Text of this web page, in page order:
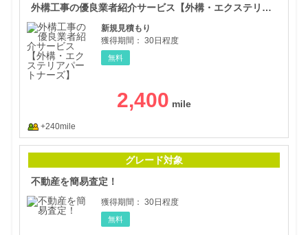
外構工事の優良業者紹介サービス【外構・エクステリアパートナーズ】
新規見積もり
獲得期間： 30日程度
無料
2,400
+240mile
グレード対象
不動産を簡易査定！
獲得期間： 30日程度
無料